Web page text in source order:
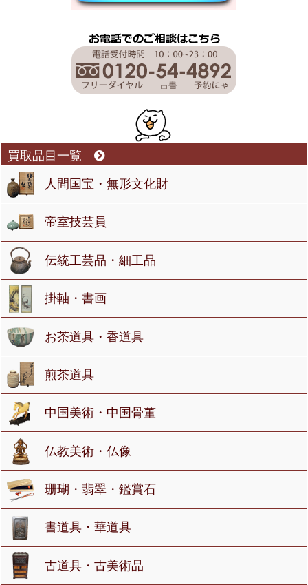
買取品目一覧
人間国宝・無形文化財
帝室技芸員
伝統工芸品・細工品
掛軸・書画
お茶道具・香道具
煎茶道具
中国美術・中国骨董
仏教美術・仏像
珊瑚・翡翠・鑑賞石
書道具・華道具
古道具・古美術品